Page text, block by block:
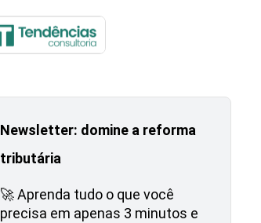
Newsletter: domine a reforma
tributária
🚀 Aprenda tudo o que você
precisa em apenas 3 minutos e